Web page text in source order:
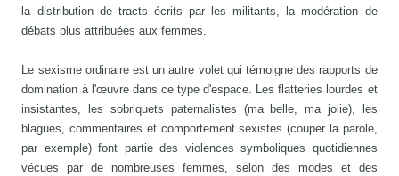
la distribution de tracts écrits par les militants, la modération de
débats plus attribuées aux femmes.
Le sexisme ordinaire est un autre volet qui témoigne des rapports de
domination à l'œuvre dans ce type d'espace. Les flatteries lourdes et
insistantes, les sobriquets paternalistes (ma belle, ma jolie), les
blagues, commentaires et comportement sexistes (couper la parole,
par exemple) font partie des violences symboliques quotidiennes
vécues par de nombreuses femmes, selon des modes et des